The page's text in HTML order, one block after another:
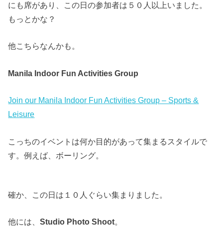
にも席があり、この日の参加者は５０人以上いました。
もっとかな？
他こちらなんかも。
Manila Indoor Fun Activities Group
Join our Manila Indoor Fun Activities Group – Sports &
Leisure
こっちのイベントは何か目的があって集まるスタイルで
す。例えば、ボーリング。
確か、この日は１０人ぐらい集まりました。
他には、Studio Photo Shoot。